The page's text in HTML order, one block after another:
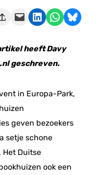
Deze pagina e-mailen Delen op LinkedIn Delen via WhatsApp Share on Bluesky
heeft Davy
geschreven.
in Europa-Park,
geven bezoekers
setje schone
Het Duitse
ook een